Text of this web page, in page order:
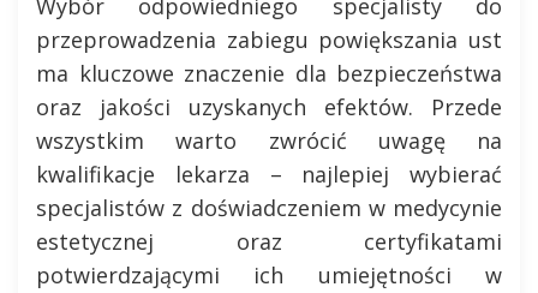
Wybór odpowiedniego specjalisty do
przeprowadzenia zabiegu powiększania ust
ma kluczowe znaczenie dla bezpieczeństwa
oraz jakości uzyskanych efektów. Przede
wszystkim warto zwrócić uwagę na
kwalifikacje lekarza – najlepiej wybierać
specjalistów z doświadczeniem w medycynie
estetycznej oraz certyfikatami
potwierdzającymi ich umiejętności w